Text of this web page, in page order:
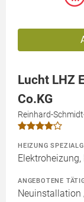
Lucht LHZ
Co.KG
Reinhard-
HEIZUNG
Elektroheizung,
ANGEBOTENE
Neuinstallation